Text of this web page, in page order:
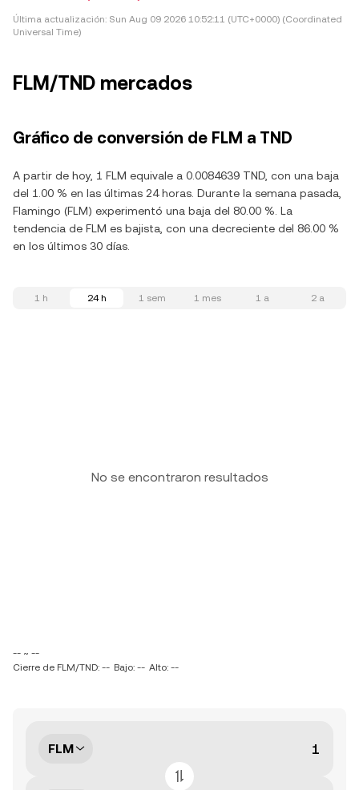
Última actualización: Sun Aug 09 2026 10:52:11 (UTC+0000) (Coordinated
Universal Time)
FLM/TND mercados
Gráfico de conversión de FLM a TND
A partir de hoy, 1 FLM equivale a 0.0084639 TND, con una baja
del 1.00 % en las últimas 24 horas. Durante la semana pasada,
Flamingo (FLM) experimentó una baja del 80.00 %. La
tendencia de FLM es bajista, con una decreciente del 86.00 %
en los últimos 30 días.
1 h 24 h 1 sem 1 mes 1 a 2 a
No se encontraron resultados
-- ~ --
Cierre de FLM/TND: -- Bajo: -- Alto: --
FLM